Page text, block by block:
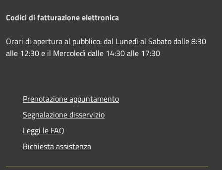
Codici di fatturazione elettronica
Orari di apertura al pubblico: dal Lunedì al Sabato dalle 8:30
alle 12:30 e il Mercoledì dalle 14:30 alle 17:30
Prenotazione appuntamento
Segnalazione disservizio
Leggi le FAQ
Richiesta assistenza